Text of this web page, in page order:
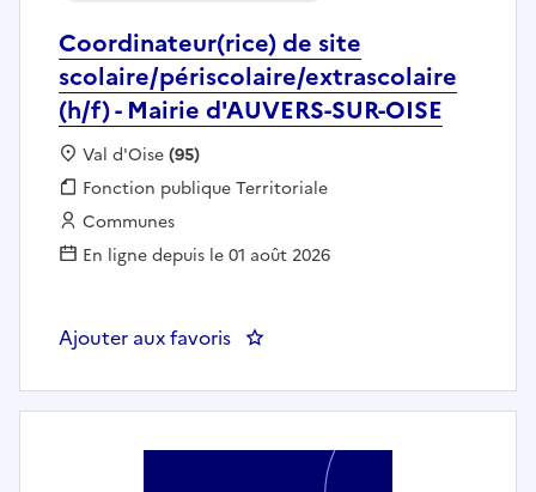
Coordinateur(rice) de site
scolaire/périscolaire/extrascolaire
(h/f) - Mairie d'AUVERS-SUR-OISE
Localisation :
Val d'Oise(95)
Fonction publique :
Fonction publique Territoriale
Employeur :
Communes
En ligne depuis le 01 août 2026
Ajouter aux favoris : Coordinateur(rice) de site